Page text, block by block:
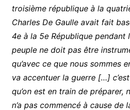
troisième république à la
Charles De Gaulle avait fait
4e à la 5e République pendant
peuple ne doit pas être
qu’avec ce que nous sommes
va accentuer la guerre […]
qu’on est en train de préparer,
n’a pas commencé à cause de